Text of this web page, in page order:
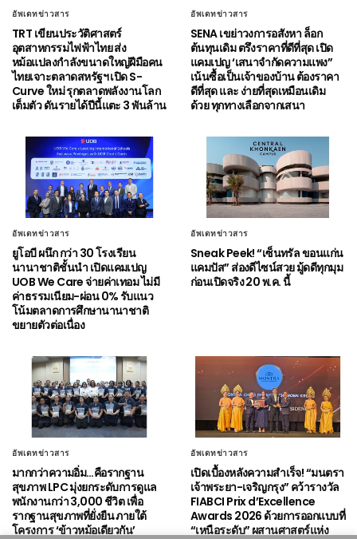
อัพเดทข่าวสาร
TRT เขียนประวัติศาสตร์
อุตสาหกรรมไฟฟ้าไทย ส่ง
หม้อแปลงกำลังขนาดใหญ่ฝีมือคน
ไทยเจาะตลาดสหรัฐฯ เปิด S-
Curve ใหม่ รุกตลาดพลังงานโลก
เต็มตัว ดันรายได้ปีนี้แตะ 3 พันล้าน
อัพเดทข่าวสาร
SENA เขย่าวงการอสังหา ล็อก
ต้นทุนเดิม ตรึงราคาที่ดีที่สุด เปิด
แคมเปญ ‘เสนาจำกัดความแพง”
เน้นซื้อเป็นเจ้าของบ้าน ต้องราคา
ดีที่สุด และ ง่ายที่สุดเหมือนเดิม
ด้วย ทุกทางเลือกจากเสนา
อัพเดทข่าวสาร
ยูโอบี ผนึก กว่า 30 โรงเรียน
นานาชาติชั้นนำ เปิดแคมเปญ
UOB We Care จ่ายค่าเทอม ไม่มี
ค่าธรรมเนียม-ผ่อน 0% รับแนว
โน้มตลาดการศึกษานานาชาติ
ขยายตัวต่อเนื่อง
อัพเดทข่าวสาร
Sneak Peek! “เซ็นทรัล ขอนแก่น
แคมปัส” ส่องดีไซน์สวย มู้ดดีทุกมุม
ก่อนเปิดจริง 20 พ.ค. นี้
อัพเดทข่าวสาร
มากกว่าความอิ่ม…คือรากฐาน
สุขภาพ LPC มุ่งยกระดับการดูแล
พนักงานกว่า 3,000 ชีวิต เพื่อ
รากฐานสุขภาพที่ยั่งยืน ภายใต้
โครงการ ‘ข้าวหม้อเดียวกัน’
อัพเดทข่าวสาร
เปิดเบื้องหลังความสำเร็จ! “มนตรา
เจ้าพระยา-เจริญกรุง” คว้ารางวัล
FIABCI Prix d’Excellence
Awards 2026 ด้วยการออกแบบที่
“เหนือระดับ” ผสานศาสตร์แห่ง